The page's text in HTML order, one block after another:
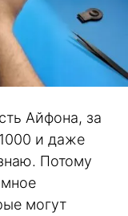
Айфона, за
и даже
Потому
могут